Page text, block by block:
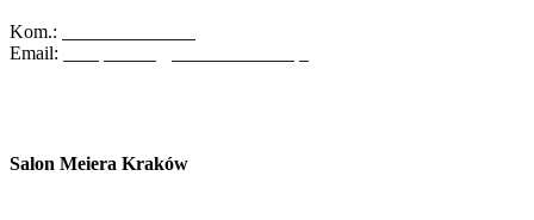
Kom.:
Email:
Salon Meiera Kraków